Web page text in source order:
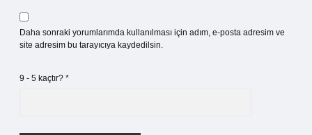
Daha sonraki yorumlarımda kullanılması için adım, e-posta adresim ve
site adresim bu tarayıcıya kaydedilsin.
9 - 5 kaçtır? *